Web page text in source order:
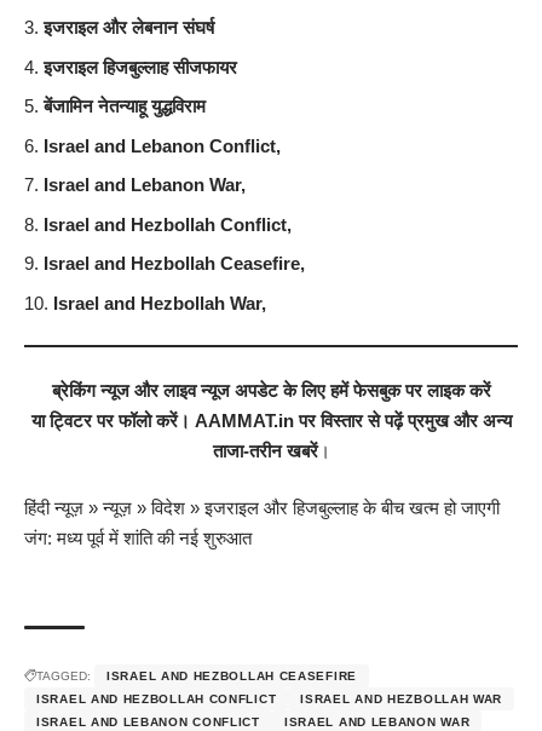
इजराइल और लेबनान संघर्ष
इजराइल हिजबुल्लाह सीजफायर
बेंजामिन नेतन्याहू युद्धविराम
Israel and Lebanon Conflict,
Israel and Lebanon War,
Israel and Hezbollah Conflict,
Israel and Hezbollah Ceasefire,
Israel and Hezbollah War,
ब्रेकिंग न्यूजऔरलाइव न्यूजअपडेट के लिए हमेंफेसबुकपर लाइक करें
याट्विटरपर फॉलो करें। AAMMAT.inपर विस्तार से पढ़ेंप्रमुखऔर अन्य
ताजा-तरीन खबरें।
हिंदी न्यूज़ »न्यूज़ »विदेश »इजराइल और हिजबुल्लाह के बीच खत्म हो जाएगी
जंग: मध्य पूर्व में शांति की नई शुरुआत
TAGGED:
ISRAEL AND HEZBOLLAH CEASEFIRE
ISRAEL AND HEZBOLLAH CONFLICT
ISRAEL AND HEZBOLLAH WAR
ISRAEL AND LEBANON CONFLICT
ISRAEL AND LEBANON WAR